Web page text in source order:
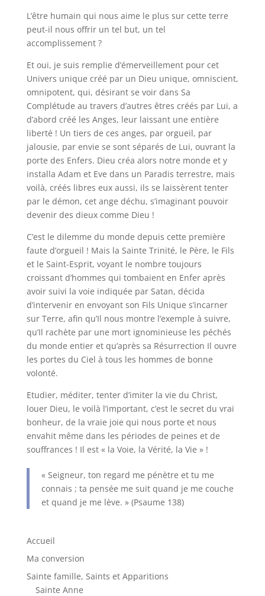
L’être humain qui nous aime le plus sur cette terre
peut-il nous offrir un tel but, un tel
accomplissement ?
Et oui, je suis remplie d’émerveillement pour cet
Univers unique créé par un Dieu unique, omniscient,
omnipotent, qui, désirant se voir dans Sa
Complétude au travers d’autres êtres créés par Lui, a
d’abord créé les Anges, leur laissant une entière
liberté ! Un tiers de ces anges, par orgueil, par
jalousie, par envie se sont séparés de Lui, ouvrant la
porte des Enfers. Dieu créa alors notre monde et y
installa Adam et Eve dans un Paradis terrestre, mais
voilà, créés libres eux aussi, ils se laissèrent tenter
par le démon, cet ange déchu, s’imaginant pouvoir
devenir des dieux comme Dieu !
C’est le dilemme du monde depuis cette première
faute d’orgueil ! Mais la Sainte Trinité, le Père, le Fils
et le Saint-Esprit, voyant le nombre toujours
croissant d’hommes qui tombaient en Enfer après
avoir suivi la voie indiquée par Satan, décida
d’intervenir en envoyant son Fils Unique s’incarner
sur Terre, afin qu’Il nous montre l’exemple à suivre,
qu’Il rachète par une mort ignominieuse les péchés
du monde entier et qu’après sa Résurrection Il ouvre
les portes du Ciel à tous les hommes de bonne
volonté.
Etudier, méditer, tenter d’imiter la vie du Christ,
louer Dieu, le voilà l’important, c’est le secret du vrai
bonheur, de la vraie joie qui nous porte et nous
envahit même dans les périodes de peines et de
souffrances ! Il est « la Voie, la Vérité, la Vie » !
« Seigneur, ton regard me pénètre et tu me
connais ; ta pensée me suit quand je me couche
et quand je me lève. » (Psaume 138)
Accueil
Ma conversion
Sainte famille, Saints et Apparitions
Sainte Anne